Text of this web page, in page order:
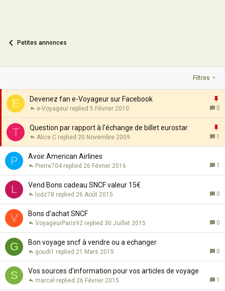
Petites annonces
Filtres
E
p
t
t
Devenez fan e-Voyageur sur Facebook
0
5 Février 2010
e-Voyageur
T
p
t
t
Question par rapport à l'échange de billet eurostar
1
20 Novembre 2009
Alice C
P Avoir American Airlines
1
26 Février 2016
Pierre704
L Vend Bons cadeau SNCF valeur 15€
0
26 Août 2015
lodz78
V Bons d'achat SNCF
0
30 Juillet 2015
VoyageurParis92
G Bon voyage sncf à vendre ou a echanger
0
21 Mars 2015
goudi1
S Vos sources d'information pour vos articles de voyage
1
26 Février 2015
marcel